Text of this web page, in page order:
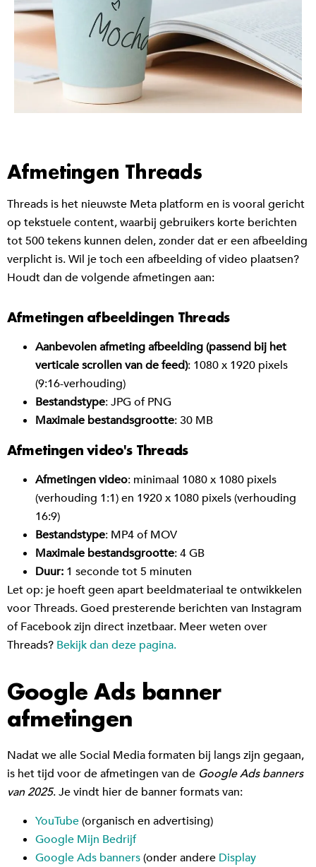
Afmetingen Threads
Threads is het nieuwste Meta platform en is vooral gericht
op tekstuele content, waarbij gebruikers korte berichten
tot 500 tekens kunnen delen, zonder dat er een afbeelding
verplicht is. Wil je toch een afbeelding of video plaatsen?
Houdt dan de volgende afmetingen aan:
Afmetingen afbeeldingen Threads
Aanbevolen afmeting afbeelding (passend bij het
verticale scrollen van de feed): 1080 x 1920 pixels
(9:16-verhouding)
Bestandstype: JPG of PNG
Maximale bestandsgrootte: 30 MB
Afmetingen video's Threads
Afmetingen video: minimaal 1080 x 1080 pixels
(verhouding 1:1) en 1920 x 1080 pixels (verhouding
16:9)
Bestandstype: MP4 of MOV
Maximale bestandsgrootte: 4 GB
Duur: 1 seconde tot 5 minuten
Let op: je hoeft geen apart beeldmateriaal te ontwikkelen
voor Threads. Goed presterende berichten van Instagram
of Facebook zijn direct inzetbaar. Meer weten over
Threads? Bekijk dan deze pagina.
Google Ads banner
afmetingen
Nadat we alle Social Media formaten bij langs zijn gegaan,
is het tijd voor de afmetingen van de Google Ads banners
van 2025. Je vindt hier de banner formats van:
YouTube(organisch en advertising)
Google Mijn Bedrijf
Google Ads banners(onder andere Display